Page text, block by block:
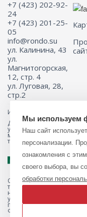
+7 (423) 202-92-
24
+7 (423) 201-25-
05
info@rondo.su
ул. Калинина, 43
ул.
Магнитогорская,
12, стр. 4
ул. Луговая, 28,
стр.2
Информация на сайте не
Для получения
указанных товаров и
менеджеру сайта с
телефону 8 (423) 201-25-05
Обращаем ваше внимание
также вся информация о
носит исключительно
условиях не является
положениями Статьи 437
Федерации.
Мы используем
Наш сайт
персонализации.
ознакомления с
своего выбора, вы
обработки